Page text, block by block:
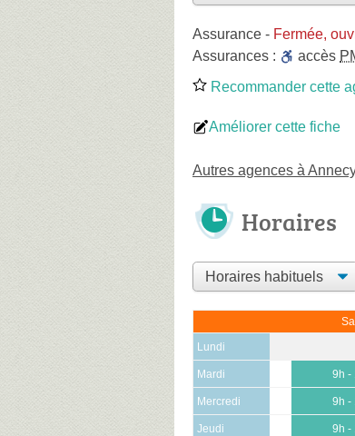
Assurance - Fermée,
Assurances :
accès
Recommander cette
Améliorer cette fiche
Autres agences à
Horaires
Lundi
Mardi 9h -
Mercredi 9h -
Jeudi 9h -